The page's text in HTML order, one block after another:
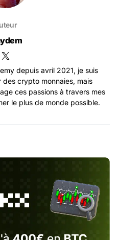
depuis avril 2021, je suis
crypto monnaies, mais
ces passions à travers mes
le plus de monde possible.